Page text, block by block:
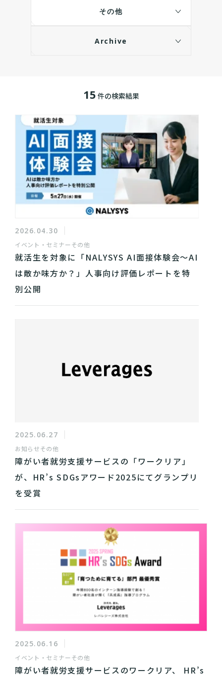
その他
Archive
15 件の検索結果
2026.04.30
イベント・セミナーその他
就活生を対象に「NALYSYS AI面接体験会〜AI
は敵か味方か？」人事向け評価レポートを特
別公開
2025.06.27
お知らせその他
障がい者就労支援サービスの「ワークリア」
が、HR’s SDGsアワード2025にてグランプリ
を受賞
2025.06.16
イベント・セミナーその他
障がい者就労支援サービスのワークリア、 HR’s